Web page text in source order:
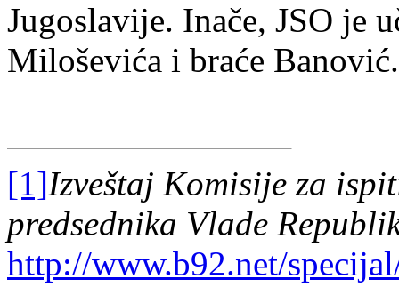
Jugoslavije. Inače, JSO je
Miloševića i braće Banović.
[1]Izveštaj Komisije za
predsednika Vlade
http://www.b92.net/